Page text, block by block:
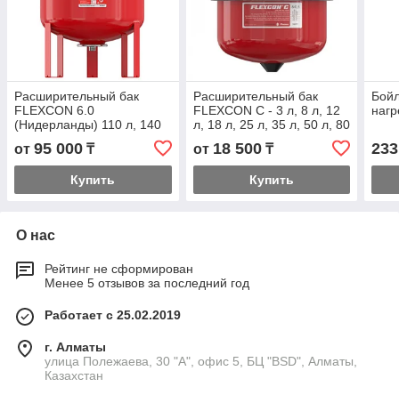
Расширительный бак
FLEXCON 6.0
(Нидерланды) 110 л, 140
л, 200 л, 300 л, 425 л, 600
л, 800 л, 1000 л,
от 95 000 ₸
Купить
Расширительный бак
FLEXCON C - 3 л, 8 л, 12
л, 18 л, 25 л, 35 л, 50 л, 80
от 18 500₸
Купить
О нас
Рейтинг не сформирован
Менее 5 отзывов за последний год
Работает с 25.02.2019
г. Алматы
улица Полежаева, 30 "А", офис 5, БЦ "BSD", Алматы,
Казахстан